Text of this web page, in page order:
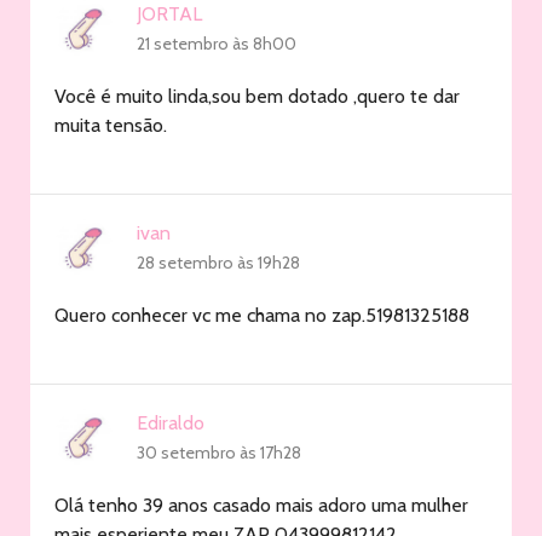
JORTAL
21 setembro às 8h00
Você é muito linda,sou bem dotado ,quero te dar
muita tensão.
ivan
28 setembro às 19h28
Quero conhecer vc me chama no zap.51981325188
Ediraldo
30 setembro às 17h28
Olá tenho 39 anos casado mais adoro uma mulher